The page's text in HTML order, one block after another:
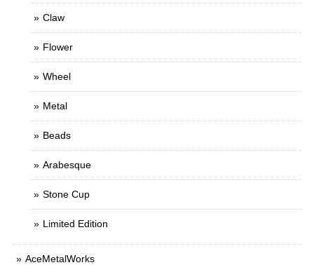
Claw
Flower
Wheel
Metal
Beads
Arabesque
Stone Cup
Limited Edition
AceMetalWorks